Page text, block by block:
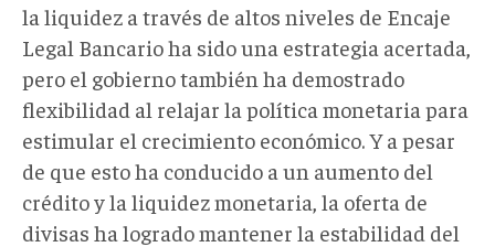
la liquidez a través de altos niveles de Encaje
Legal Bancario ha sido una estrategia acertada,
pero el gobierno también ha demostrado
flexibilidad al relajar la política monetaria para
estimular el crecimiento económico. Y a pesar
de que esto ha conducido a un aumento del
crédito y la liquidez monetaria, la oferta de
divisas ha logrado mantener la estabilidad del